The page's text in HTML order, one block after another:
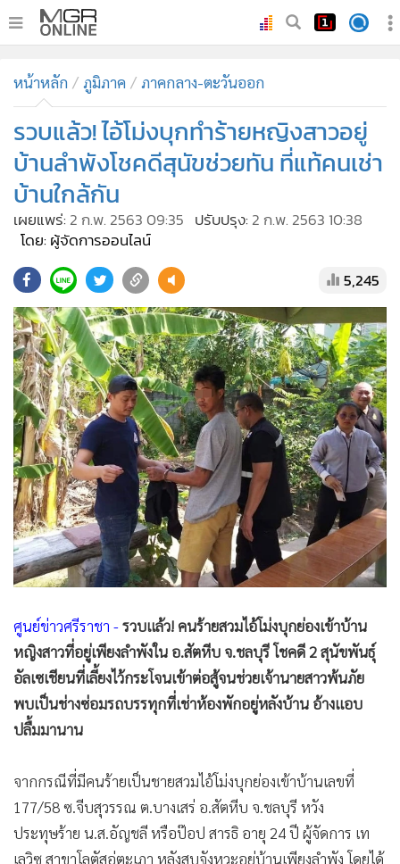
ทันเหตุการณ์
• ภาคใต้
ภูมิภาค
Online Section
• บันเทิง
ผู้จัดการรายวัน
• ละคร
• CbizReview
• Cyber BIZ
• ผู้จัดกวน
• Good health & Well-being
• Green Innovation & SD
• Management & HR
• MGR Live
• Infographic
• การเมือง
• ท่องเที่ยว
• กีฬา
• ต่างประเทศ
• Special Scoop
• เศรษฐกิจ-ธุรกิจ
• จีน
• ชุมชน-คุณภาพชีวิต
• Motoring
• เกม
• วิทยาศาสตร์
หน้าหลัก ภูมิภาค ภาคกลาง-ตะวันออก
รวบแล้ว! ไอ้โม่งบุกทำร้ายหญิงสาวอยู่
บ้านลำพังโชคดีสุนัขช่วยทัน​ ที่แท้คนเช่า
บ้านใกล้กัน
เผยแพร่: 2 ก.พ. 2563 09:35 ปรับปรุง: 2 ก.พ. 2563 10:38
โดย: ผู้จัดการออนไลน์
5,245
ศูนย์ข่าว​ศรี​ราชา ​-รวบแล้ว! คนร้ายสวมไอ้โม่งบุกย่องเข้าบ้าน
หญิงสาวที่อยู่เพียงลำพังใน​ อ.สัตหีบ​ จ.ชลบุรี​ โชคดี​ 2​ สุนัขพันธุ์​
อัลเซเชียน​ที่เลี้ยงไว้กระโจนเข้าต่อสู้จนช่วยเจ้านายสาวพ้นภัย​
พบเป็นช่างซ่อมรถบรรทุกที่เช่าห้องพักอยู่หลังบ้าน​ อ้างแอบ
ปลื้มมานาน
จากกรณีที่มีคนร้ายเป็นชายสวมไอ้โม่งบุกย่องเข้าบ้านเลขที่
177/58 ซ.จีบสุวรรณ ต.บางเสร่ อ.สัตหีบ จ.ชลบุรี หวัง
ประทุษร้าย น.ส.อัญชลี หรือป๊อป สารธิ อายุ 24 ปี ผู้จัดการ เท
เลวิซ สาขาโลตัสอู่ตะเภา หลังสบจังหวะอยู่บ้านเพียงลำพัง​ โดยได้